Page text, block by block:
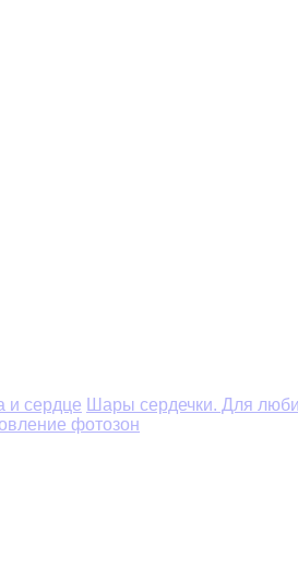
и сердце Шары сердечки. Для
фотозон